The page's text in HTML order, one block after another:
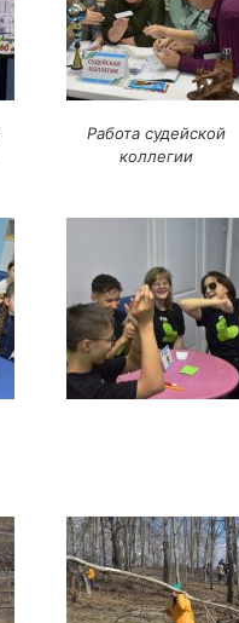
Работа судейской
коллегии